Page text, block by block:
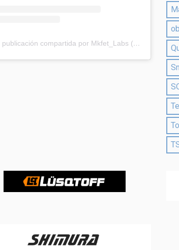
Una publicación compartida por Mkfet_Labs (@mkfet_labs)